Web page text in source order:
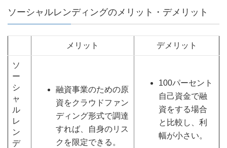
ソーシャルレンディングのメリット・デメリット
メリット デメリット
ソ
ー
シ
ャ
ル
レ
ン
デ
融資事業のための原
資をクラウドファン
ディング形式で調達
すれば、自身のリス
クを限定できる。
100パーセント
自己資金で融
資をする場合
と比較し、利
幅が小さい。